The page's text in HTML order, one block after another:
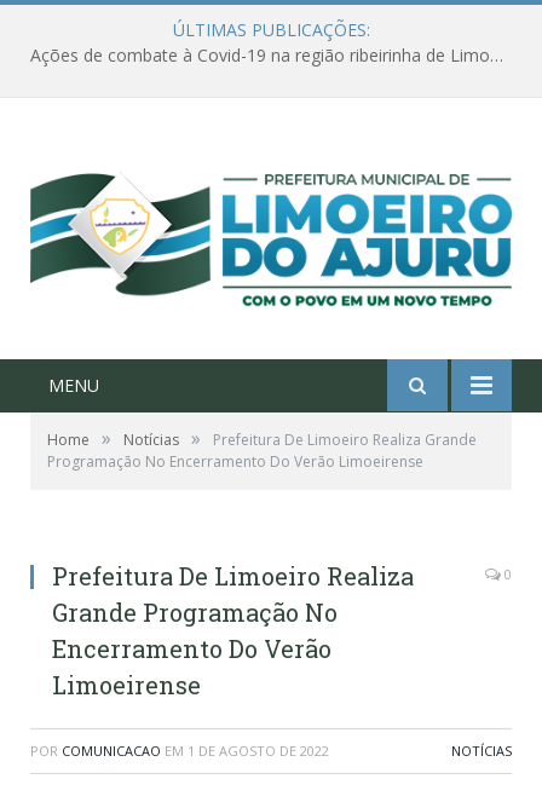
ÚLTIMAS PUBLICAÇÕES:
Ações de combate à Covid-19 na região ribeirinha de Limoeiro do Ajuru continuam
MENU
Home » Notícias »
Prefeitura De Limoeiro Realiza Grande
Programação No Encerramento Do Verão Limoeirense
Prefeitura De Limoeiro Realiza
Grande Programação No
Encerramento Do Verão
Limoeirense
0
POR COMUNICACAO EM 1 DE AGOSTO DE 2022 NOTÍCIAS